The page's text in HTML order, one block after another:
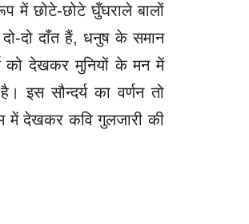
में छोटे-छोटे घुँघराले बालों
दो दाँत हैं, धनुष के समान
को देखकर मुनियों के मन में
इस सौन्दर्य का वर्णन तो
में देखकर कवि गुलजारी की